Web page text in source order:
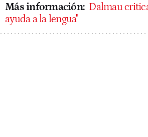
Más información: Dalmau
ayuda a la lengua"